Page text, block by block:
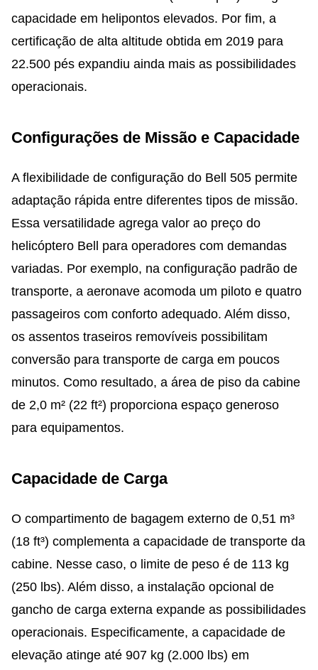
capacidade em helipontos elevados. Por fim, a
certificação de alta altitude obtida em 2019 para
22.500 pés expandiu ainda mais as possibilidades
operacionais.
Configurações de Missão e Capacidade
A flexibilidade de configuração do Bell 505 permite
adaptação rápida entre diferentes tipos de missão.
Essa versatilidade agrega valor ao preço do
helicóptero Bell para operadores com demandas
variadas. Por exemplo, na configuração padrão de
transporte, a aeronave acomoda um piloto e quatro
passageiros com conforto adequado. Além disso,
os assentos traseiros removíveis possibilitam
conversão para transporte de carga em poucos
minutos. Como resultado, a área de piso da cabine
de 2,0 m² (22 ft²) proporciona espaço generoso
para equipamentos.
Capacidade de Carga
O compartimento de bagagem externo de 0,51 m³
(18 ft³) complementa a capacidade de transporte da
cabine. Nesse caso, o limite de peso é de 113 kg
(250 lbs). Além disso, a instalação opcional de
gancho de carga externa expande as possibilidades
operacionais. Especificamente, a capacidade de
elevação atinge até 907 kg (2.000 lbs) em